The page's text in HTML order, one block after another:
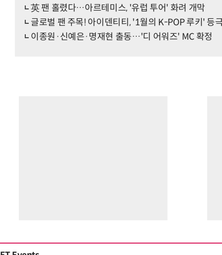
英 팬 홀렸다…아르테미스, '유럽 투어' 화려 개막
글로벌 팬 주목! 아이덴티티, '1월의 K-POP 루키' 등
이종원·신예은·명재현 출동…'디 어워즈' MC 확정